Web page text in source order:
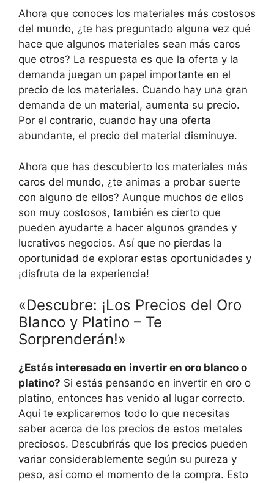
Ahora que conoces los materiales más costosos
del mundo, ¿te has preguntado alguna vez qué
hace que algunos materiales sean más caros
que otros? La respuesta es que la oferta y la
demanda juegan un papel importante en el
precio de los materiales. Cuando hay una gran
demanda de un material, aumenta su precio.
Por el contrario, cuando hay una oferta
abundante, el precio del material disminuye.
Ahora que has descubierto los materiales más
caros del mundo, ¿te animas a probar suerte
con alguno de ellos? Aunque muchos de ellos
son muy costosos, también es cierto que
pueden ayudarte a hacer algunos grandes y
lucrativos negocios. Así que no pierdas la
oportunidad de explorar estas oportunidades y
¡disfruta de la experiencia!
«Descubre: ¡Los Precios del Oro
Blanco y Platino – Te
Sorprenderán!»
¿Estás interesado en invertir en oro blanco o
platino? Si estás pensando en invertir en oro o
platino, entonces has venido al lugar correcto.
Aquí te explicaremos todo lo que necesitas
saber acerca de los precios de estos metales
preciosos. Descubrirás que los precios pueden
variar considerablemente según su pureza y
peso, así como el momento de la compra. Esto